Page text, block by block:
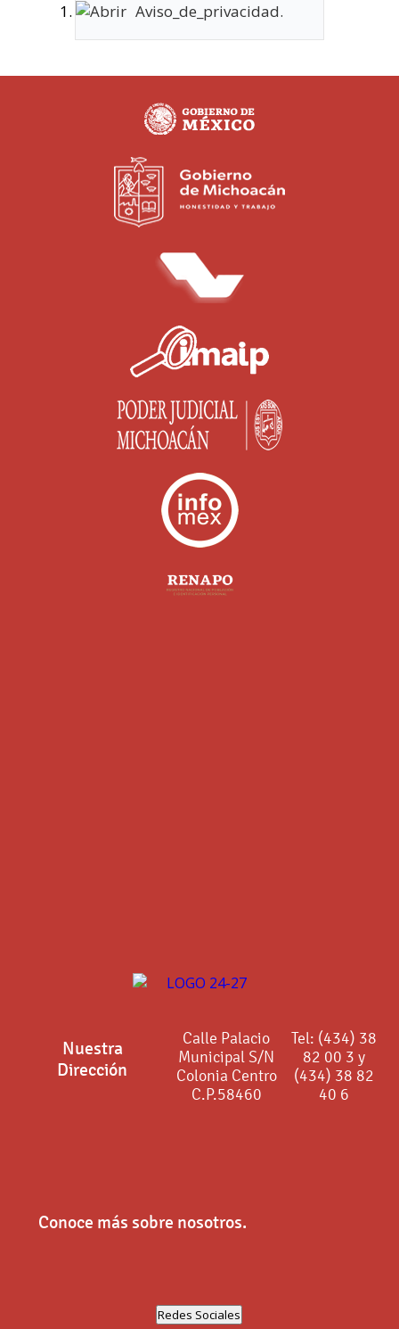
Aviso_de_privacidad.
Nuestra
Dirección
Calle Palacio
Municipal S/N
Colonia Centro
C.P.58460
Tel: (434) 38
82 00 3 y
(434) 38 82
40 6
Conoce más sobre nosotros.
Redes Sociales